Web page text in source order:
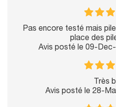
Pas encore testé mais
place des
Avis posté le 09-
Très
Avis posté le 28-